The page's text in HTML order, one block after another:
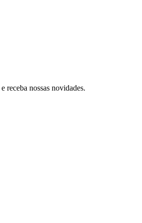
receba nossas novidades.